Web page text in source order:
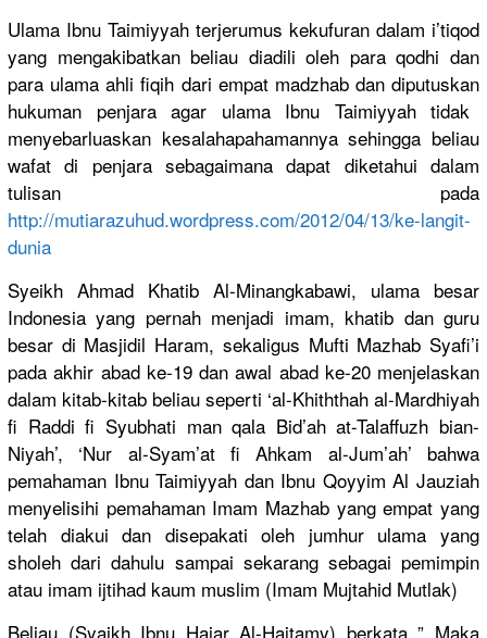
Ulama Ibnu Taimiyyah terjerumus kekufuran dalam i’tiqod
yang mengakibatkan beliau diadili oleh para qodhi dan
para ulama ahli fiqih dari empat madzhab dan diputuskan
hukuman penjara agar ulama Ibnu Taimiyyah tidak
menyebarluaskan kesalahapahamannya sehingga beliau
wafat di penjara sebagaimana dapat diketahui dalam
tulisan pada
http://mutiarazuhud.wordpress.com/2012/04/13/ke-langit-
dunia
Syeikh Ahmad Khatib Al-Minangkabawi, ulama besar
Indonesia yang pernah menjadi imam, khatib dan guru
besar di Masjidil Haram, sekaligus Mufti Mazhab Syafi’i
pada akhir abad ke-19 dan awal abad ke-20 menjelaskan
dalam kitab-kitab beliau seperti ‘al-Khiththah al-Mardhiyah
fi Raddi fi Syubhati man qala Bid’ah at-Talaffuzh bian-
Niyah’, ‘Nur al-Syam’atfi Ahkam al-Jum’ah’ bahwa
pemahaman Ibnu Taimiyyah dan Ibnu Qoyyim Al Jauziah
menyelisihi pemahaman Imam Mazhab yang empat yang
telah diakui dan disepakati oleh jumhur ulama yang
sholeh dari dahulu sampai sekarang sebagai pemimpin
atau imam ijtihad kaum muslim (Imam Mujtahid Mutlak)
Beliau (Syaikh Ibnu Hajar Al-Haitamy) berkata ” Maka